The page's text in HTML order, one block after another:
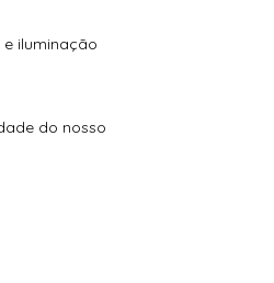
iluminação
do nosso